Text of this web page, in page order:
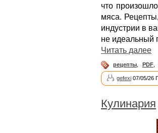
что
мяса.
индустрии в
не идеальный
Читать далее
рецепты PDF
gefexi 07/05/26
Кулинария